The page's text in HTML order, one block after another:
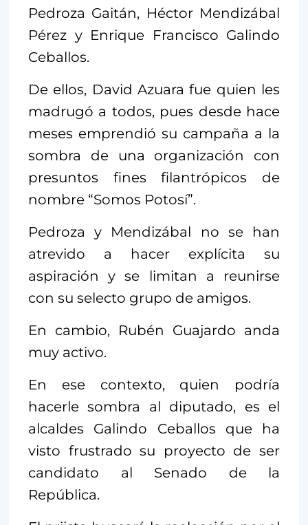
Pedroza Gaitán, Héctor Mendizábal
Pérez y Enrique Francisco Galindo
Ceballos.
De ellos, David Azuara fue quien les
madrugó a todos, pues desde hace
meses emprendió su campaña a la
sombra de una organización con
presuntos fines filantrópicos de
nombre “Somos Potosí”.
Pedroza y Mendizábal no se han
atrevido a hacer explícita su
aspiración y se limitan a reunirse
con su selecto grupo de amigos.
En cambio, Rubén Guajardo anda
muy activo.
En ese contexto, quien podría
hacerle sombra al diputado, es el
alcaldes Galindo Ceballos que ha
visto frustrado su proyecto de ser
candidato al Senado de la
República.